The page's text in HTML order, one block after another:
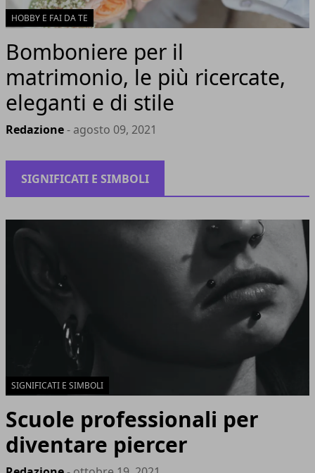
HOBBY E FAI DA TE
Bomboniere per il
matrimonio, le più ricercate,
eleganti e di stile
Redazione- agosto 09, 2021
SIGNIFICATI E SIMBOLI
SIGNIFICATI E SIMBOLI
Scuole professionali per
diventare piercer